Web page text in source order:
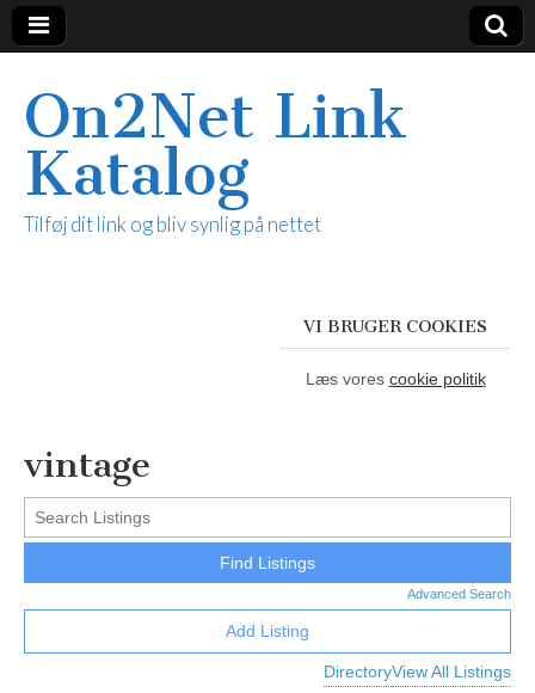
On2Net Link
Katalog
Tilføj dit link og bliv synlig på nettet
VI BRUGER COOKIES
Læs vores cookie politik
vintage
Advanced Search
DirectoryView All Listings
Add Listing